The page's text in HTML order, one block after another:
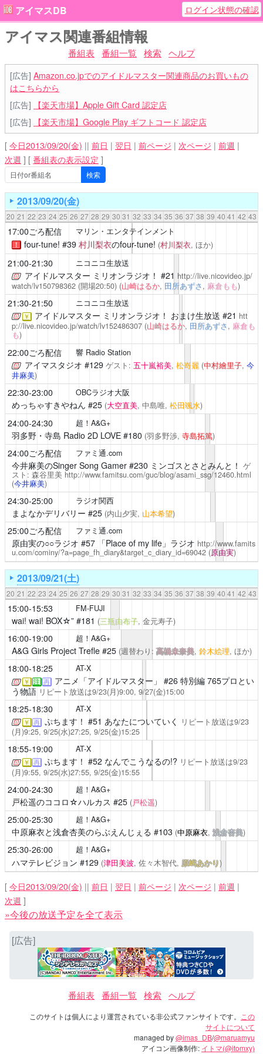
アイマスDB ログイン状態の確認
アイマス関連番組情報
番組表 番組一覧 検索 ヘルプ
[広告] Amazon.co.jpでのアイドルマスター関連商品のお買いもの
はこちらから
[広告]
【楽天市場】Apple Gift Card 認定店
[広告]
【楽天市場】Google Play ギフトコード 認定店
[ 今日2013/09/20(金) || 前日 | 翌日 | 前ページ | 次ページ | 前週 |
次週 ] [ 番組表の表示設定 ]
2013/09/20(金)
20 21 22 23 24 25 26 27 28 29 30 31 32 33 34 35 36 37 38 39 40 41 42 43
17:00ごろ配信 マリン・エンタテインメント
！ four-tune! #39 村川梨衣のfour-tune! (村川梨衣, ほか)
21:00-21:30 ニコニコ生放送
アイドルマスター ミリオンラジオ！ #21 http://live.nicovideo.jp/
watch/lv150798362(開場20:50) (山崎はるか, 田所あずさ, 麻倉もも)
21:30-21:50 ニコニコ生放送
￥ アイドルマスター ミリオンラジオ！ おまけ生放送 #21 htt
p://live.nicovideo.jp/watch/lv152486307 (山崎はるか, 田所あずさ, 麻倉も
も)
22:00ごろ配信 響 Radio Station
アイマスタジオ #129 ゲスト: 五十嵐裕美, 松嵜麗 (中村繪里子, 今
井麻美)
22:30-23:00 OBCラジオ大阪
めっちゃすきやねん #25 (大空直美, 中島唯, 松田颯水)
24:00-24:30 超！A&G+
羽多野・寺島 Radio 2D LOVE#180 (羽多野渉, 寺島拓篤)
24:00ごろ配信 ファミ通.com
今井麻美のSinger Song Gamer#230 ミンゴスとさとみんと！ ゲ
スト: 森谷里美 http://www.famitsu.com/guc/blog/asami_ssg/12460.html
(今井麻美)
24:30-25:00 ラジオ関西
まよなかデリバリー #25 (内山夕実, 山本希望)
25:00ごろ配信 ファミ通.com
原由実の○○ラジオ #57 「Place of my life」ラジオ http://www.famits
u.com/cominy/?a=page_fh_diary&target_c_diary_id=69042 (原由実)
2013/09/21(土)
20 21 22 23 24 25 26 27 28 29 30 31 32 33 34 35 36 37 38 39 40 41 42 43
15:00-15:53 FM-FUJI
wai! wai! BOX☆”#181 (三瓶由布子, 金元寿子)
16:00-19:00 超！A&G+
A&G Girls Project Trefle#25 (週替わり:高橋未奈美, 鈴木絵理, ほか)
18:00-18:25 AT-X
￥ 注 再 アニメ「アイドルマスター」 #26 特別編 765プロとい
う物語 リピート放送は9/23(月)9:00, 9/27(金)15:00
18:25-18:30 AT-X
￥ 再 ぷちます！ #51 あなたについていく
リピート放送は9/23
(月)9:25, 9/25(水)27:25, 9/25(金)15:25
18:55-19:00 AT-X
￥ 再 ぷちます！ #52 なんでこうなるの!? リピート放送は9/23
(月)9:55, 9/25(水)27:55, 9/25(金)15:55
24:00-24:30 超！A&G+
戸松遥のココロ☆ハルカス #25 (戸松遥)
25:00-25:30 超！A&G+
中原麻衣と浅倉杏美のらぶえんじぇる #103 (中原麻衣,浅倉杏美)
25:30-26:00 超！A&G+
ハマテレビジョン #129 (津田美波, 佐々木智代, 原嶋あかり)
[ 今日2013/09/20(金) || 前日 | 翌日 | 前ページ | 次ページ | 前週 |
次週 ]
»今後の放送予定を全て表示
[広告]
番組表 番組一覧 検索 ヘルプ
このサイトは個人により運営されている非公式ファンサイトです。
この
サイトについて
managed by@imas_DB/@maruamyu
アイコン画像制作: イトマ(@itomxy)